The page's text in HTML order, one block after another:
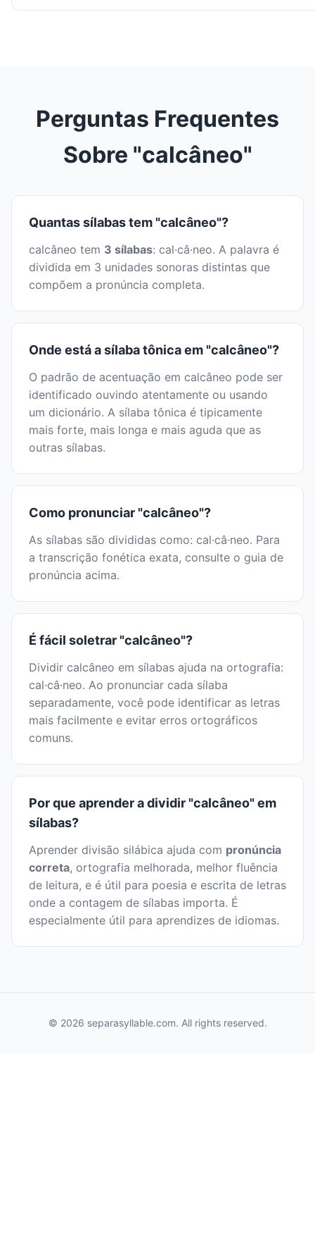
Perguntas Frequentes
Sobre "calcâneo"
Quantas sílabas tem "calcâneo"?
calcâneo tem 3 sílabas: cal·câ·neo. A palavra é
dividida em 3 unidades sonoras distintas que
compõem a pronúncia completa.
Onde está a sílaba tônica em "calcâneo"?
O padrão de acentuação em calcâneo pode ser
identificado ouvindo atentamente ou usando
um dicionário. A sílaba tônica é tipicamente
mais forte, mais longa e mais aguda que as
outras sílabas.
Como pronunciar "calcâneo"?
As sílabas são divididas como: cal·câ·neo. Para
a transcrição fonética exata, consulte o guia de
pronúncia acima.
É fácil soletrar "calcâneo"?
Dividir calcâneo em sílabas ajuda na ortografia:
cal·câ·neo. Ao pronunciar cada sílaba
separadamente, você pode identificar as letras
mais facilmente e evitar erros ortográficos
comuns.
Por que aprender a dividir "calcâneo" em
sílabas?
Aprender divisão silábica ajuda com pronúncia
correta, ortografia melhorada, melhor fluência
de leitura, e é útil para poesia e escrita de letras
onde a contagem de sílabas importa. É
especialmente útil para aprendizes de idiomas.
© 2026 separasyllable.com. All rights reserved.